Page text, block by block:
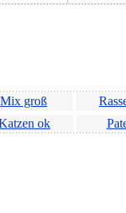
Mix groß
ok